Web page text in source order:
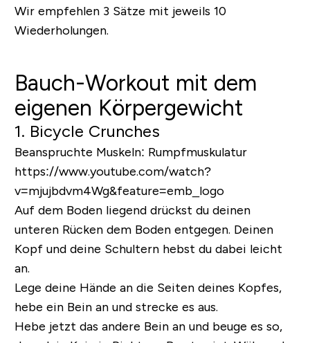
Wir empfehlen 3 Sätze mit jeweils 10
Wiederholungen.
Bauch-Workout mit dem
eigenen Körpergewicht
1. Bicycle Crunches
Beanspruchte Muskeln: Rumpfmuskulatur
https://www.youtube.com/watch?
v=mjujbdvm4Wg&feature=emb_logo
Auf dem Boden liegend drückst du deinen
unteren Rücken dem Boden entgegen. Deinen
Kopf und deine Schultern hebst du dabei leicht
an.
Lege deine Hände an die Seiten deines Kopfes,
hebe ein Bein an und strecke es aus.
Hebe jetzt das andere Bein an und beuge es so,